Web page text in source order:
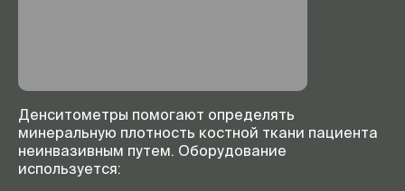
Денситометры помогают определять
минеральную плотность костной ткани пациента
неинвазивным путем. Оборудование
используется: